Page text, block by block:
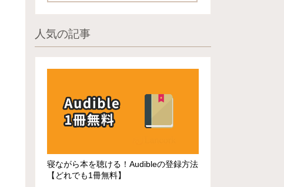
人気の記事
寝ながら本を聴ける！Audibleの登録方法
【どれでも1冊無料】